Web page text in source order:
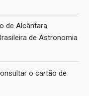
de Alcântara
de Astronomia
o cartão de